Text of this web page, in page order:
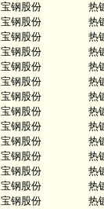
宝钢股份 热
宝钢股份
热
宝钢股份
热
宝钢股份
热
宝钢股份
热
宝钢股份
热
宝钢股份
热
宝钢股份
热
宝钢股份
热
宝钢股份
热
宝钢股份
热
宝钢股份
热
宝钢股份
热
宝钢股份
热